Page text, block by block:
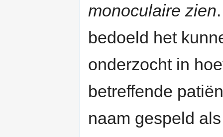
monoculaire zien
bedoeld het
onderzocht in
betreffende
naam gespeld